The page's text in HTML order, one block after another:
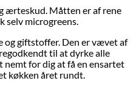
ærteskud. Måtten er af rene
selv microgreens.
og giftstoffer. Den er vævet af
til at dyrke alle
for dig at få en ensartet
køkken året rundt.